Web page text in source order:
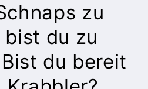
zu
du zu
du bereit